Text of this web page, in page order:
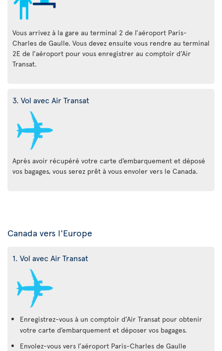
Vous arrivez à la gare au terminal 2 de l’aéroport Paris-
Charles de Gaulle. Vous devez ensuite vous rendre au terminal
2E de l’aéroport pour vous enregistrer au comptoir d’Air
Transat.
3. Vol avec Air Transat
Après avoir récupéré votre carte d’embarquement et déposé
vos bagages, vous serez prêt à vous envoler vers le Canada.
Canada vers l'Europe
1. Vol avec Air Transat
Enregistrez-vous à un comptoir d’Air Transat pour obtenir
votre carte d’embarquement et déposer vos bagages.
Envolez-vous vers l’aéroport Paris-Charles de Gaulle